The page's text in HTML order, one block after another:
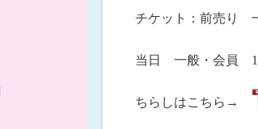
チケット：前売り
当日 一般・会員
ちらしはこちら→